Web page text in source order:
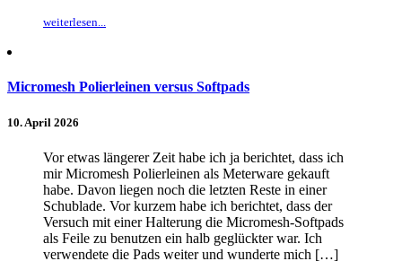
weiterlesen...
Micromesh Polierleinen versus Softpads
10. April 2026
Vor etwas längerer Zeit habe ich ja berichtet, dass ich
mir Micromesh Polierleinen als Meterware gekauft
habe. Davon liegen noch die letzten Reste in einer
Schublade. Vor kurzem habe ich berichtet, dass der
Versuch mit einer Halterung die Micromesh-Softpads
als Feile zu benutzen ein halb geglückter war. Ich
verwendete die Pads weiter und wunderte mich […]